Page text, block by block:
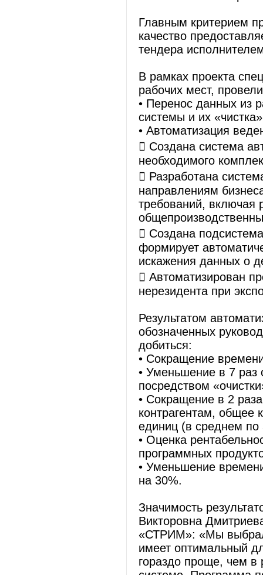
Главным критерием
качество
тендера
В рамках проекта
рабочих мест,
• Перенос данных из
системы и их
• Автоматизация
 Создана система
необходимого
 Разработана
направлениям
требований, включая
 Создана
формирует
искажения данных о
 Автоматизирован
нерезидента при
Результатом
обозначенных
добиться:
• Сокращение
• Уменьшение в 7
посредством
• Сокращение в 2
контрагентам, общее
единиц (в среднем по
• Оценка
программных
• Уменьшение
на 30%.
Значимость
Викторовна
«СТРИМ»: «Мы
имеет оптимальный
гораздо проще, чем